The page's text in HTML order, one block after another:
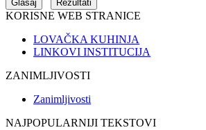
KORISNE WEB STRANICE
LOVAČKA KUHINJA
LINKOVI INSTITUCIJA
ZANIMLJIVOSTI
Zanimljivosti
NAJPOPULARNIJI TEKSTOVI